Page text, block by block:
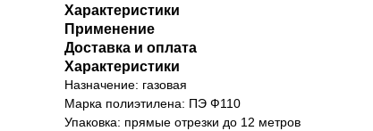
Характеристики
Применение
Доставка и оплата
Характеристики
Назначение: газовая
Марка полиэтилена: ПЭ Ф110
Упаковка: прямые отрезки до 12 метров